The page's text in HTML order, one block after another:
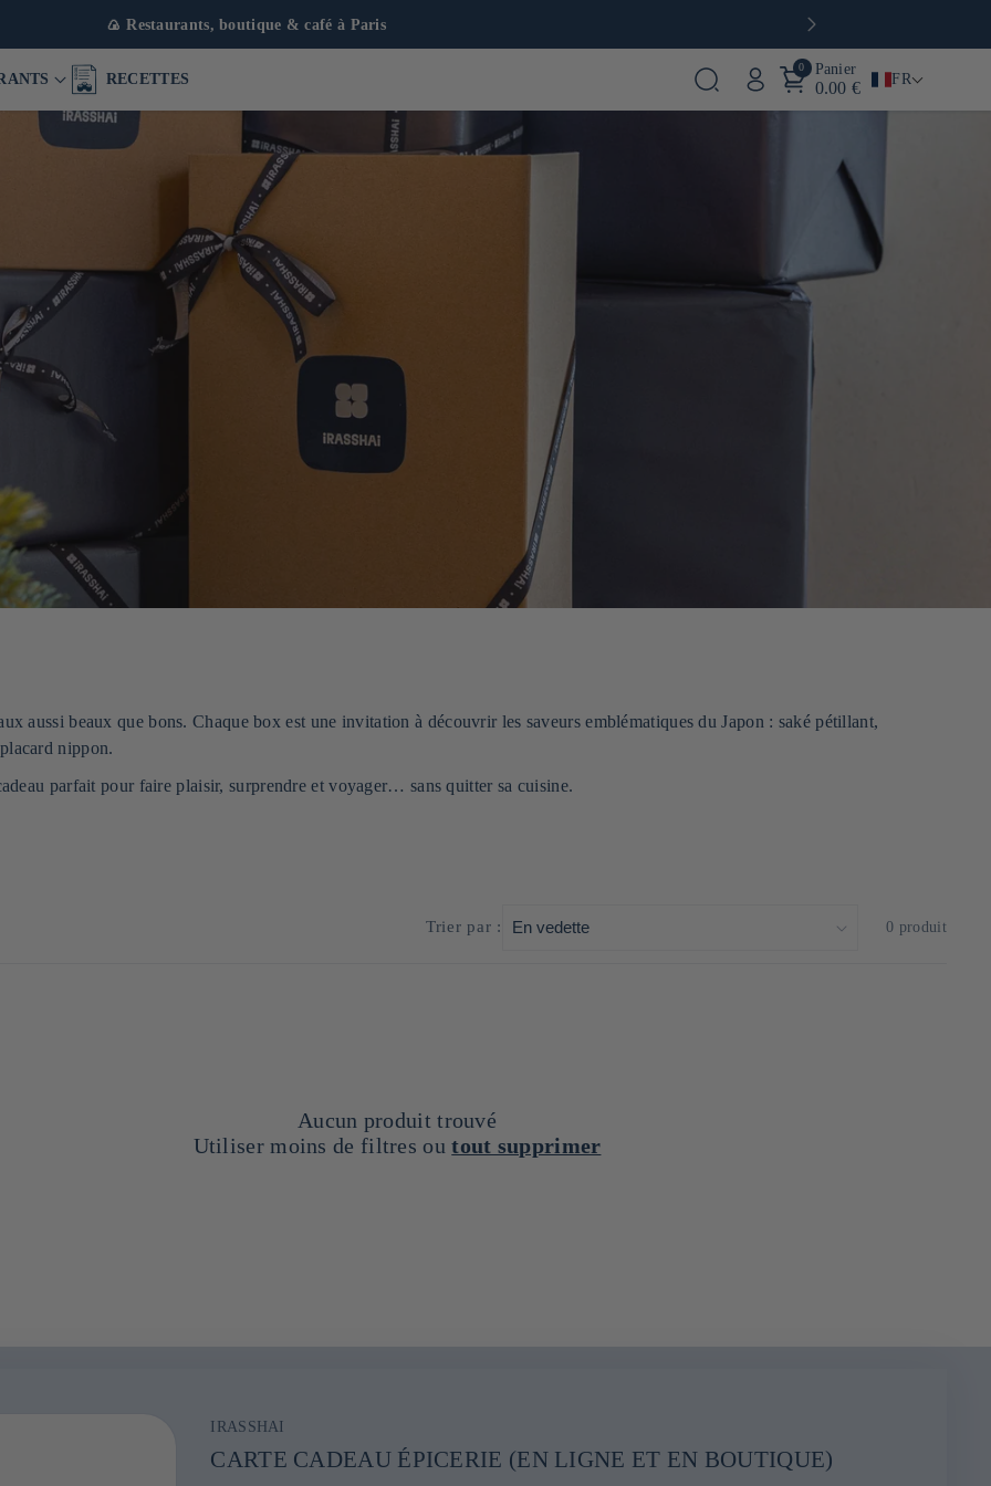
🍙 Restaurants, boutique & café à Paris
RECETTES
0 Panier
0.00 € FR
aussi beaux que bons. Chaque box est une invitation à découvrir les saveurs emblématiques du Japon : saké pétillant,
nippon.
parfait pour faire plaisir, surprendre et voyager… sans quitter sa cuisine.
Trier par : 0 produit
Aucun produit trouvé
Utiliser moins de filtres outout supprimer
IRASSHAI
CARTE CADEAU ÉPICERIE (EN LIGNE ET EN BOUTIQUE)